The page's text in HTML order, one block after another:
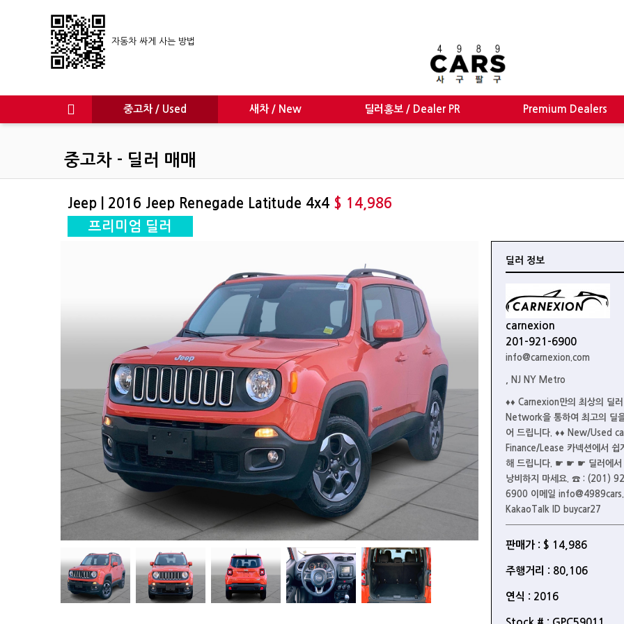
자동차 싸게 사는 방법
중고차 / Used 새차 / New 딜러홍보 / Dealer PR Premium Dealers
중고차 - 딜러 매매
Jeep | 2016 Jeep Renegade Latitude 4x4 $ 14,986
프리미엄 딜러
딜러 정보
carnexion
201-921-6900
info@carnexion.com
, NJ NY Metro
♦♦ Carnexion만의 최상의 딜러
Network을 통하여 최고의 딜
어 드립니다. ♦♦ New/Used
Finance/Lease 카넥션에서 쉽
해 드립니다. ☛ ☛ ☛ 딜러에서
낭비하지 마세요. ☎ : (201)
6900 이메일
KakaoTalk ID buycar27
판매가 : $ 14,986
주행거리 : 80,106
연식 : 2016